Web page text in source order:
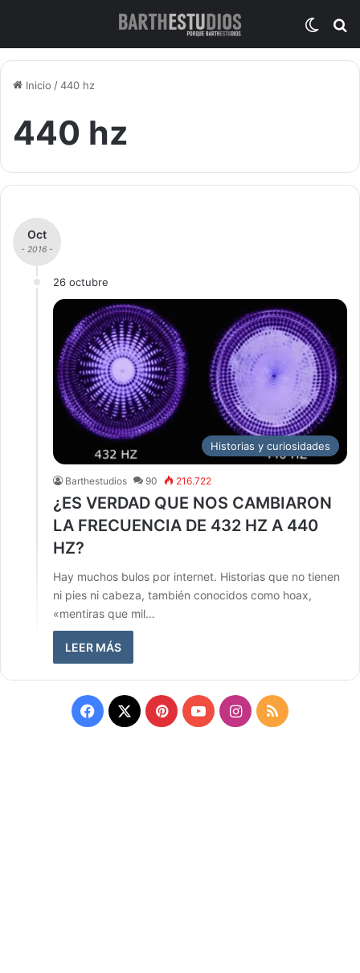
Inicio /440 hz
440 hz
Oct
- 2016 -
26 octubre
Historias y curiosidades
Barthestudios 90 216.722
¿ES VERDAD QUE NOS CAMBIARON
LA FRECUENCIA DE 432 HZ A 440
HZ?
Hay muchos bulos por internet. Historias que no tienen
ni pies ni cabeza, también conocidos como hoax,
«mentiras que mil…
LEER MÁS
Facebook
X PinterestYouTubeInstagram
RSS